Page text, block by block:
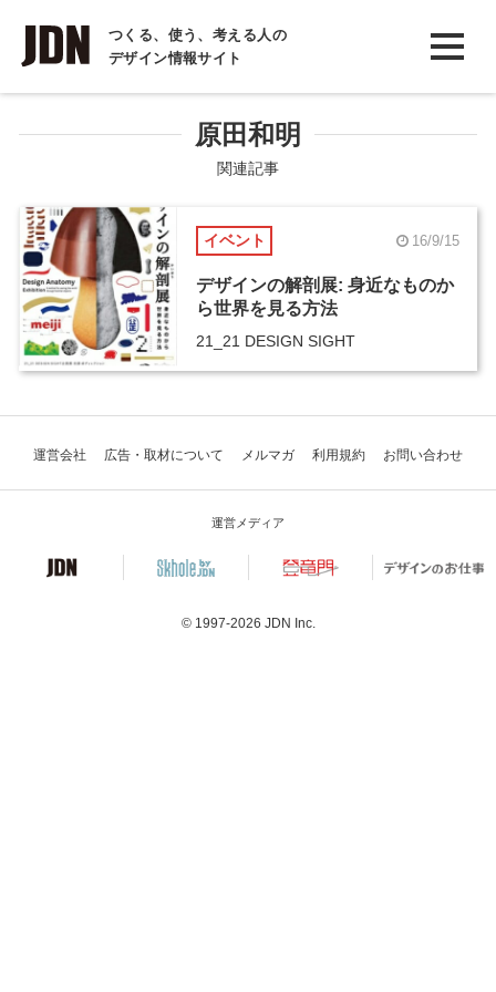
つくる、使う、考える人の
デザイン情報サイト
INTERVIEW
インタビュー
COLUMN
コラム
原田和明
関連記事
イベント 16/9/15
デザインの解剖展: 身近なものか
ら世界を見る方法
21_21 DESIGN SIGHT
運営会社 広告・取材について メルマガ 利用規約 お問い合わせ
運営メディア
© 1997-2026 JDN Inc.